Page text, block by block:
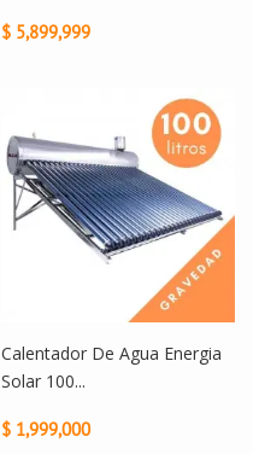
$ 5,899,999
Calentador De Agua Energia
Solar 100...
$ 1,999,000